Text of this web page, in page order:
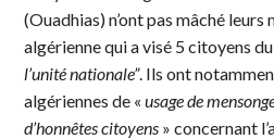
(Ouadhias) n’ont pas mâché
algérienne qui a visé 5 citoyens
l’unité nationale”. Ils ont
algériennes de «usage de
d’honnêtes citoyens » concernant